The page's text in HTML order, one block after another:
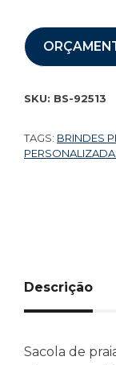
SKU: BS-92513
TAGS: BRINDES
Descrição
Sacola de